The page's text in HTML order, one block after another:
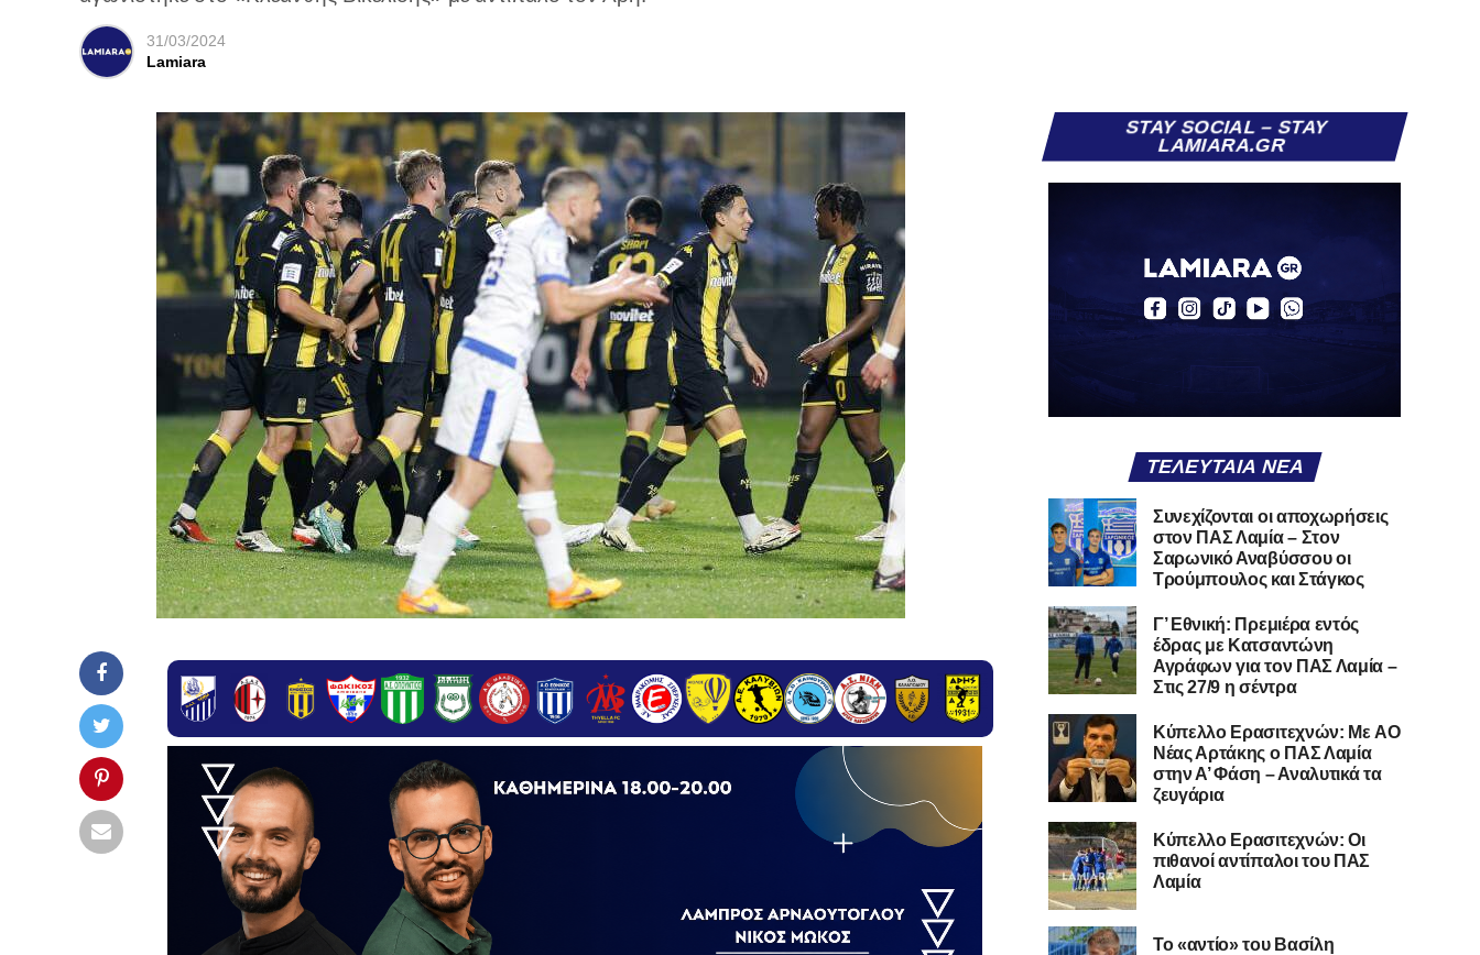
31/03/2024
Lamiara
STAY SOCIAL – STAY
LAMIARA.GR
ΤΕΛΕΥΤΑΊΑ ΝΈΑ
Συνεχίζονται οι αποχωρήσεις
στον ΠΑΣ Λαμία – Στον
Σαρωνικό Αναβύσσου οι
Τρούμπουλος και Στάγκος
Γ’ Εθνική: Πρεμιέρα εντός
έδρας με Κατσαντώνη
Αγράφων για τον ΠΑΣ Λαμία –
Στις 27/9 η σέντρα
Kύπελλο Ερασιτεχνών: Με AO
Nέας Αρτάκης ο ΠΑΣ Λαμία
στην Α’ Φάση – Αναλυτικά τα
ζευγάρια
Κύπελλο Ερασιτεχνών: Οι
πιθανοί αντίπαλοι του ΠΑΣ
Λαμία
Το «αντίο» του Βασίλη